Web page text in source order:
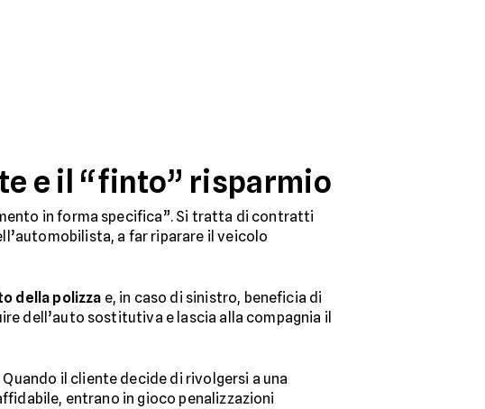
e il “finto” risparmio
in forma specifica”. Si tratta di contratti
a far riparare il veicolo
della polizza e, in caso di sinistro, beneficia di
dell’auto sostitutiva e lascia alla compagnia il
il cliente decide di rivolgersi a una
entrano in gioco penalizzazioni